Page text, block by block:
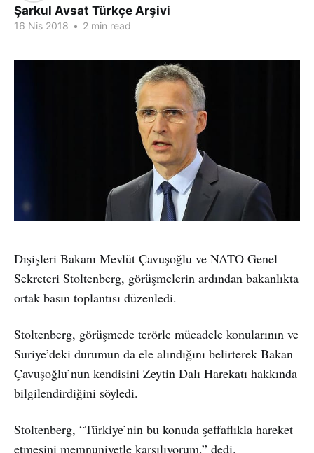
Şarkul Avsat Türkçe Arşivi
16 Nis 2018 • 2 min read
Dışişleri Bakanı Mevlüt Çavuşoğlu ve NATO Genel
Sekreteri Stoltenberg, görüşmelerin ardından bakanlıkta
ortak basın toplantısı düzenledi.
Stoltenberg, görüşmede terörle mücadele konularının ve
Suriye’deki durumun da ele alındığını belirterek Bakan
Çavuşoğlu’nun kendisini Zeytin Dalı Harekatı hakkında
bilgilendirdiğini söyledi.
Stoltenberg, “Türkiye’nin bu konuda şeffaflıkla hareket
etmesini memnuniyetle karşılıyorum.” dedi.